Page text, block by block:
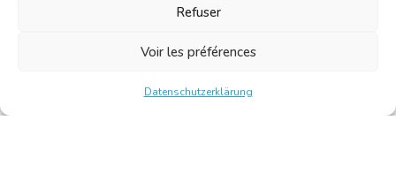
Refuser
Voir les préférences
Datenschutzerklärung